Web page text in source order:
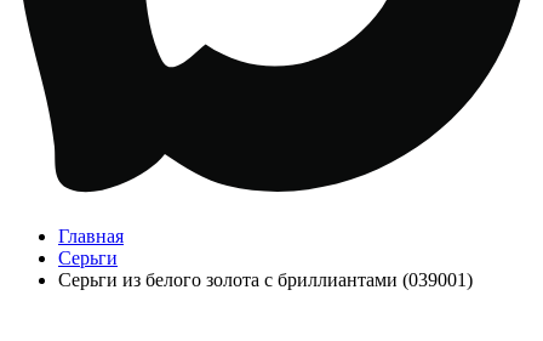
Главная
Серьги
Серьги из белого золота с бриллиантами (039001)